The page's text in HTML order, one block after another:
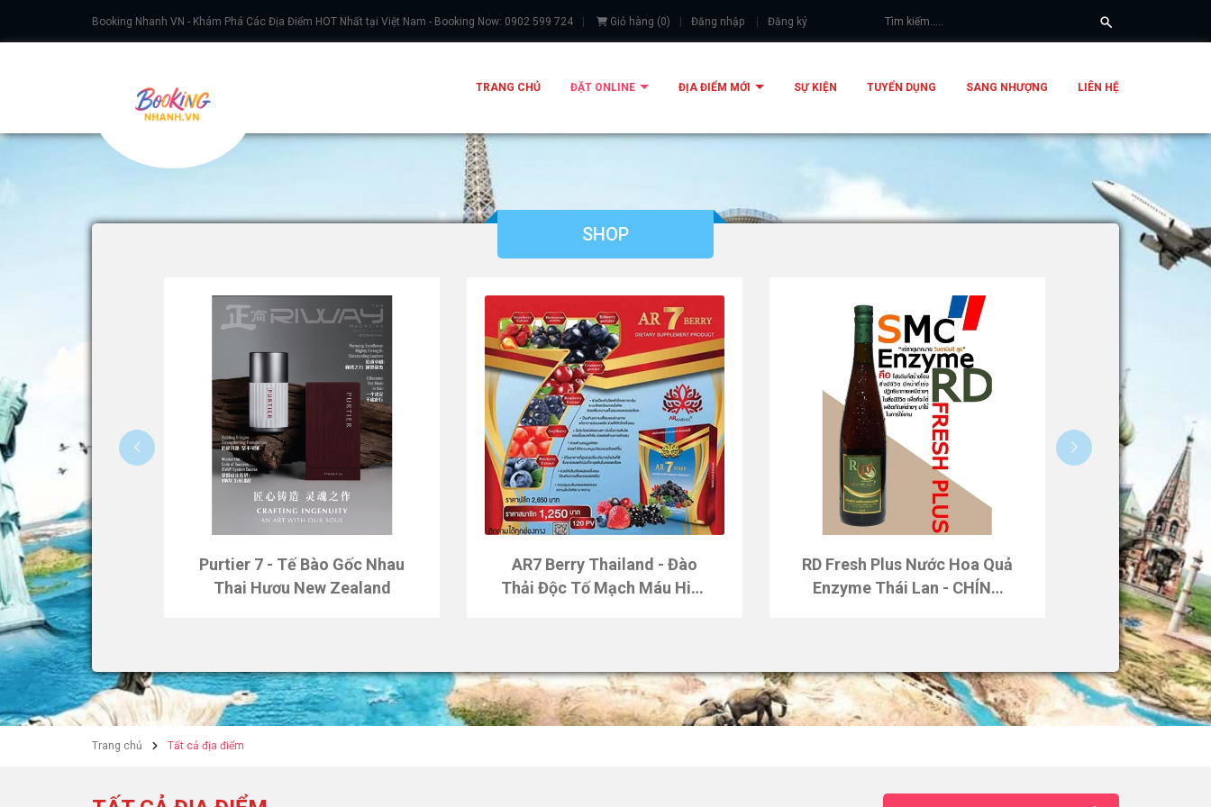
Booking Nhanh VN - Khám Phá Các Địa Điểm HOT Nhất tại Việt Nam - Booking Now: 0902 599 724 Giỏ hàng (0) Đăng nhập Đăng ký
TRANG CHỦ ĐẶT ONLINE ĐỊA ĐIỂM MỚI SỰ KIỆN TUYỂN DỤNG SANG NHƯỢNG LIÊN HỆ
SHOP
Purtier 7 - Tế Bào Gốc Nhau
Thai Hươu New Zealand
AR7 Berry Thailand - Đào
Thải Độc Tố Mạch Máu Hiệu
RD Fresh Plus Nước Hoa Quả
Enzyme Thái Lan - CHÍNH
Trang chủ Tất cả địa điểm